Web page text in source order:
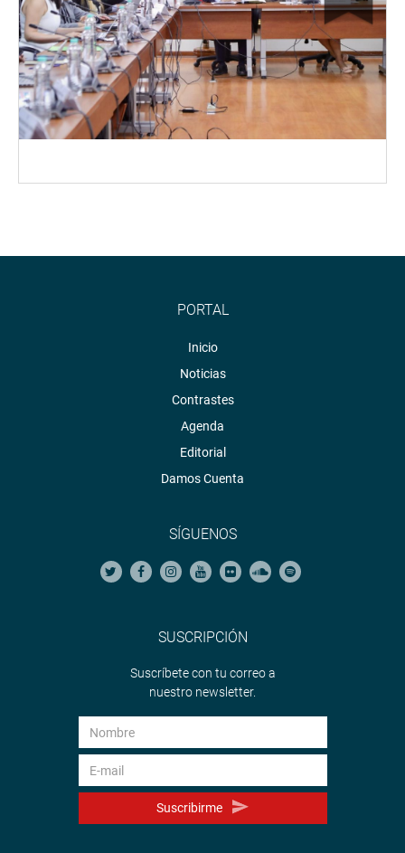
PORTAL
Inicio
Noticias
Contrastes
Agenda
Editorial
Damos Cuenta
SÍGUENOS
SUSCRIPCIÓN
Suscríbete con tu correo a
nuestro newsletter.
Suscribirme